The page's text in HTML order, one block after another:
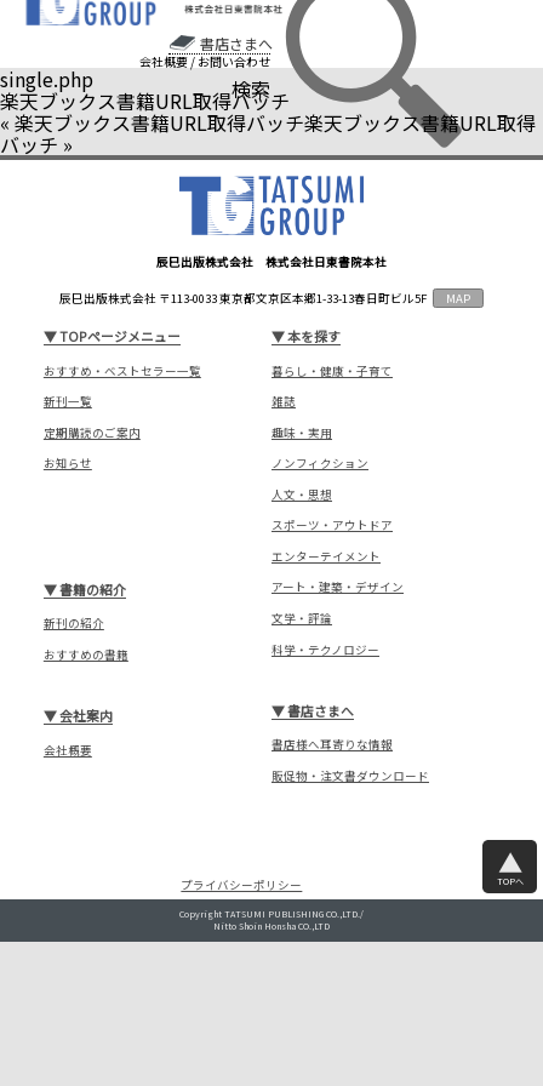
書店さまへ
会社概要 / お問い合わせ
検索
single.php
楽天ブックス書籍URL取得バッチ
« 楽天ブックス書籍URL取得バッチ楽天ブックス書籍URL取得
バッチ »
辰巳出版株式会社 株式会社日東書院本社
辰巳出版株式会社 〒113-0033 東京都文京区本郷1-33-13春日町ビル5F MAP
▼TOPページメニュー
おすすめ・ベストセラー一覧
新刊一覧
定期購読のご案内
お知らせ
▼本を探す
暮らし・健康・子育て
雑誌
趣味・実用
ノンフィクション
人文・思想
スポーツ・アウトドア
エンターテイメント
アート・建築・デザイン
文学・評論
科学・テクノロジー
▼書籍の紹介
新刊の紹介
おすすめの書籍
▼書店さまへ
書店様へ耳寄りな情報
販促物・注文書ダウンロード
▼会社案内
会社概要
プライバシーポリシー TOPへ
Copyright TATSUMI PUBLISHING CO.,LTD./
Nitto Shoin Honsha CO.,LTD